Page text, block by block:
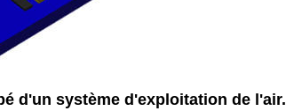
d'un système d'exploitation de l'air.